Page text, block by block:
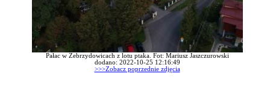
Pałac w Zebrzydowicach z lotu ptaka. Fot: Mariusz Jaszczurowski
dodano: 2022-10-25 12:16:49
>>>Zobacz poprzednie zdjęcia